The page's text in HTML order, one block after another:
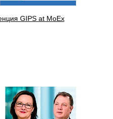
GIPS at MoEx